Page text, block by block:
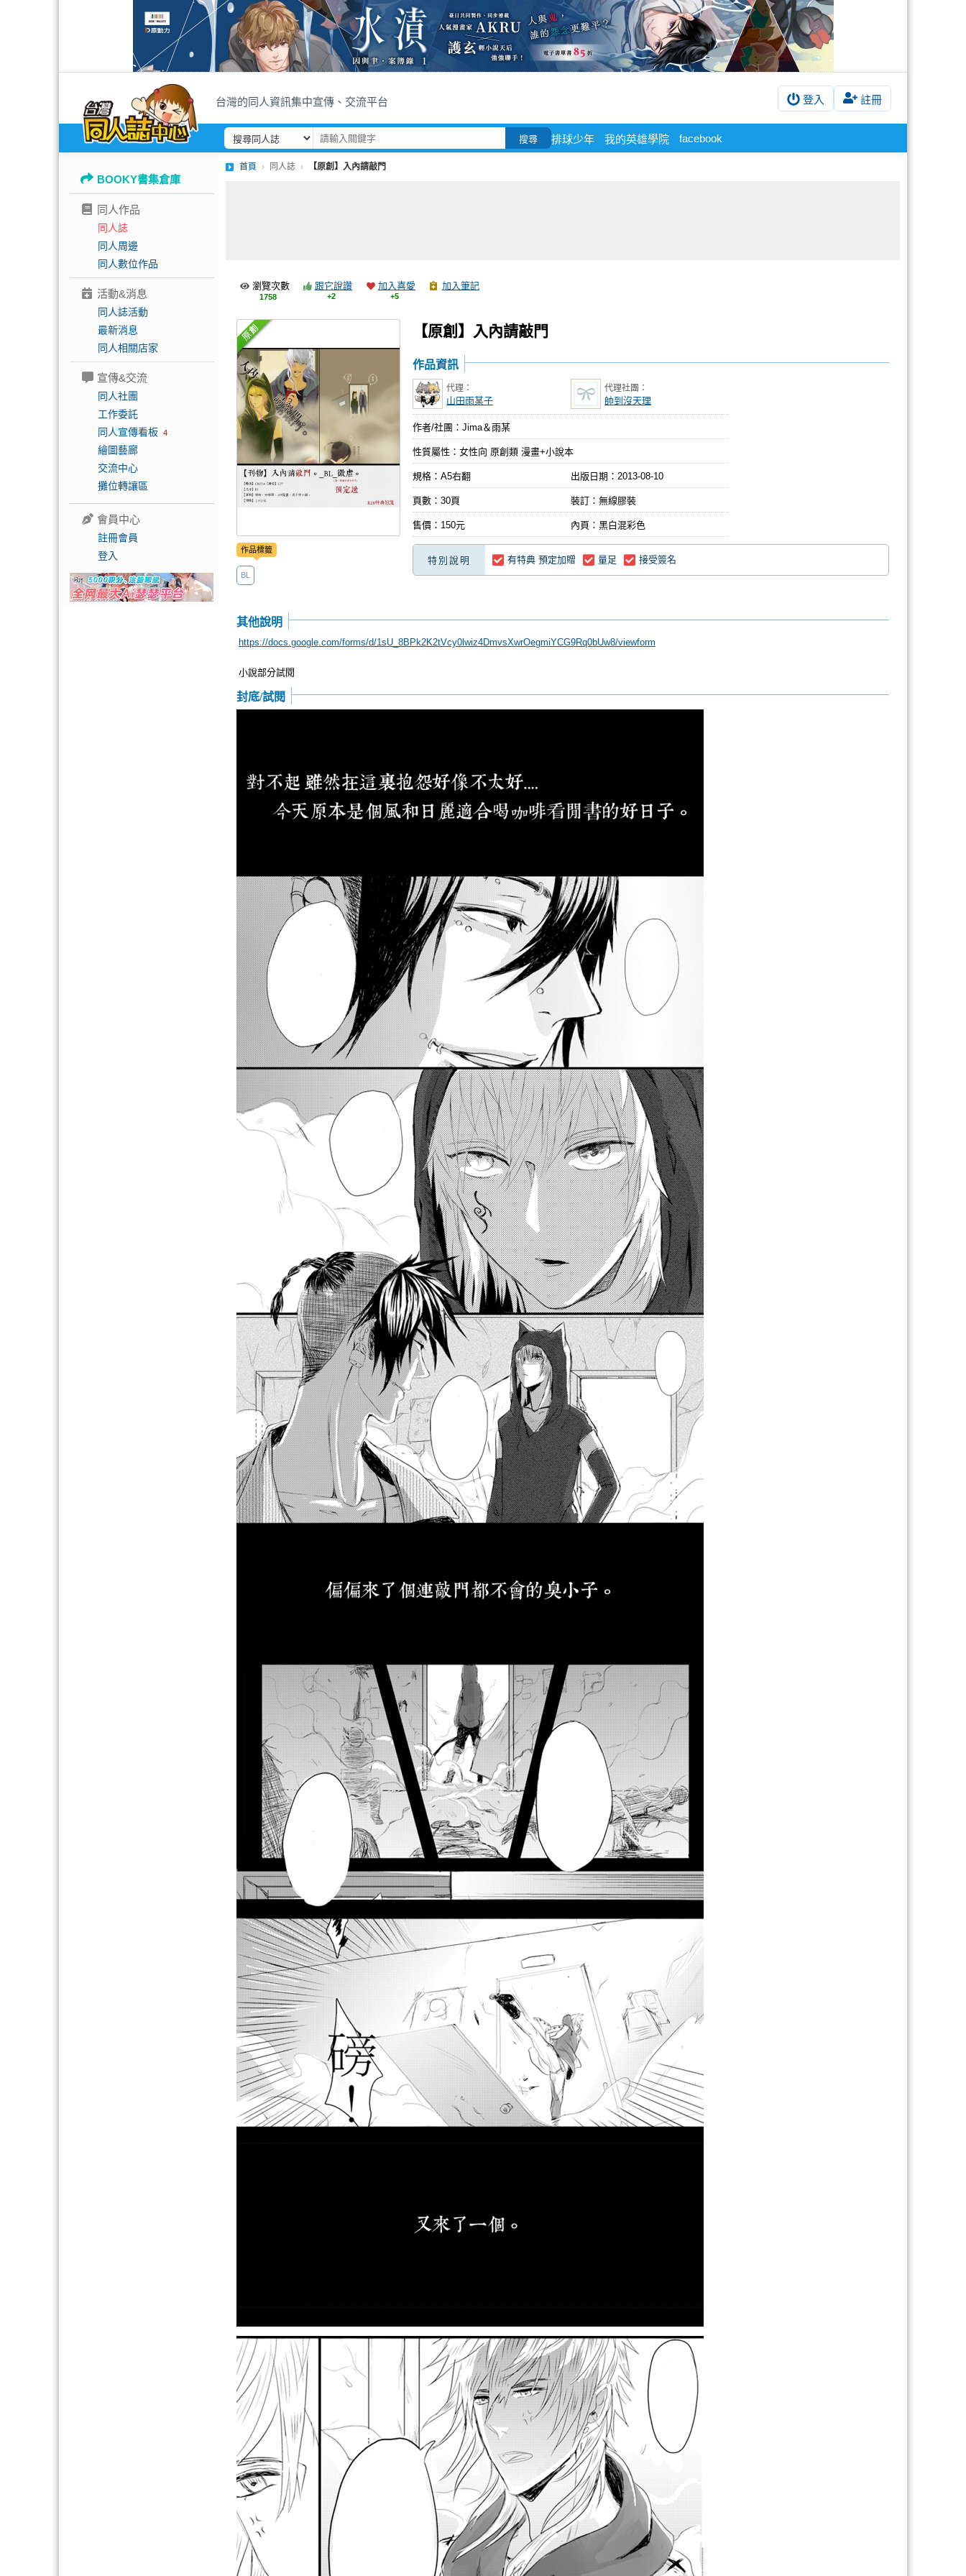
台灣的同人資訊集中宣傳、交流平台 登入 註冊
搜尋 排球少年 我的英雄學院 facebook
BOOKY書集倉庫
同人作品
同人誌
同人周邊
同人數位作品
活動&消息
同人誌活動
最新消息
同人相關店家
宣傳&交流
同人社團
工作委託
同人宣傳看板 4
繪圖藝廊
交流中心
攤位轉讓區
會員中心
註冊會員
登入
首頁 同人誌 【原創】入內請敲門
瀏覽次數
1758
跟它說讚
+2
加入喜愛
+5
加入筆記
【原創】入內請敲門
作品標籤
BL
作品資訊
代理：
山田雨某子
代理社團：
帥到沒天理
作者/社團：Jima＆雨某
性質屬性：女性向 原創類 漫畫+小說本
規格：A5右翻 出版日期： 2013-08-10
頁數：30頁 裝訂：無線膠裝
售價：150元 內頁：黑白混彩色
特別說明 有特典 預定加贈 量足 接受簽名
其他說明
https://docs.google.com/forms/d/1sU_8BPk2K2tVcy0lwiz4DmvsXwrOegmiYCG9Rq0bUw8/viewform
小說部分試閱
封底/試閱